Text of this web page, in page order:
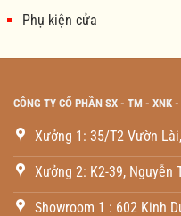
Phụ kiện cửa
CÔNG TY CỔ PHẦN SX - TM - XNK -
Xưởng 1: 35/T2 Vườn
Xưởng 2: K2-39, Nguyễn
Showroom 1 : 602 Kinh